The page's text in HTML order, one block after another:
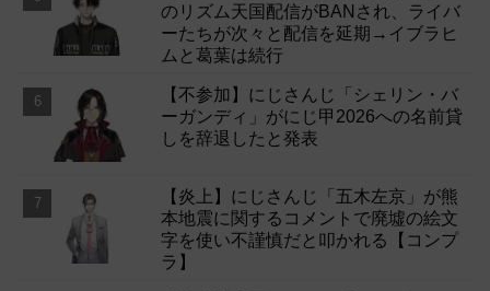
のリズム天国配信がBANされ、ライバ
ーたちが次々と配信を延期→イブラヒ
ムと葛葉は続行
【不参加】にじさんじ「シェリン・バ
ーガンディ」がにじ甲2026への名前貸
しを辞退したと発表
【炎上】にじさんじ「五木左京」が熊
本地震に関するコメントで廃墟の絵文
字を使い不謹慎だと叩かれる【コンプ
ラ】